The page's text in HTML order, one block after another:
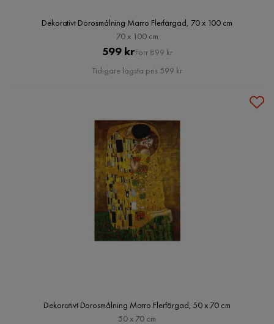
Dekorativt Dorosmålning Marro Flerfärgad, 70 x 100 cm
70 x 100 cm
Pris
599 krOriginal
Pris
Förr 899 kr
Tidigare lägsta pris 599 kr
Dekorativt Dorosmålning Marro Flerfärgad, 50 x 70 cm
50 x 70 cm